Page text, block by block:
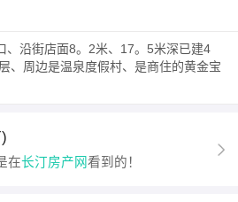
、沿街店面8。2米、17。5米深已建4
、周边是温泉度假村、是商住的黄金宝
在长汀房产网看到的！